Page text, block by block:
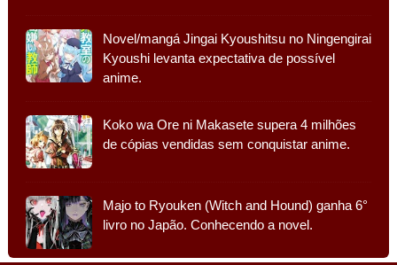
Novel/mangá Jingai Kyoushitsu no Ningengirai
Kyoushi levanta expectativa de possível
anime.
Koko wa Ore ni Makasete supera 4 milhões
de cópias vendidas sem conquistar anime.
Majo to Ryouken (Witch and Hound) ganha 6°
livro no Japão. Conhecendo a novel.